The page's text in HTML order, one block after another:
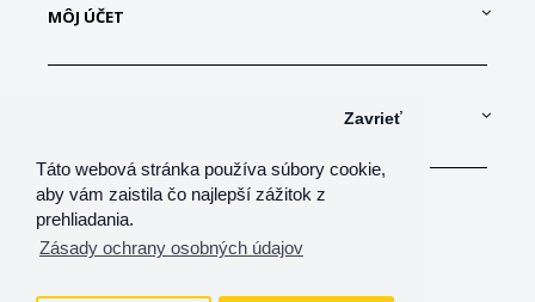
Táto webová stránka používa súbory cookie,
aby vám zaistila čo najlepší zážitok z
prehliadania.
Zásady ochrany osobných údajov
Zavrieť
MÔJ ÚČET